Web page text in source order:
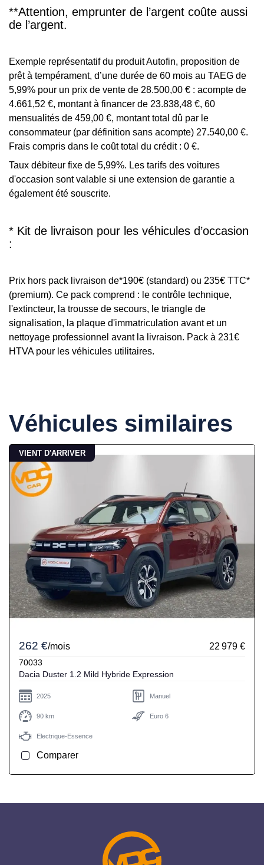
**Attention, emprunter de l’argent coûte aussi
de l’argent.
Exemple représentatif du produit Autofin, proposition de
prêt à tempérament, d’une durée de 60 mois au TAEG de
5,99% pour un prix de vente de 28.500,00 € : acompte de
4.661,52 €, montant à financer de 23.838,48 €, 60
mensualités de 459,00 €, montant total dû par le
consommateur (par définition sans acompte) 27.540,00 €.
Frais compris dans le coût total du crédit : 0 €.
Taux débiteur fixe de 5,99%. Les tarifs des voitures
d'occasion sont valable si une extension de garantie a
également été souscrite.
* Kit de livraison pour les véhicules d’occasion
:
Prix hors pack livraison de*190€ (standard) ou 235€ TTC*
(premium). Ce pack comprend : le contrôle technique,
l'extincteur, la trousse de secours, le triangle de
signalisation, la plaque d'immatriculation avant et un
nettoyage professionnel avant la livraison. Pack à 231€
HTVA pour les véhicules utilitaires.
Véhicules similaires
VIENT D'ARRIVER
262 €/mois 22 979 €
70033
Dacia Duster 1.2 Mild Hybride Expression
2025 Manuel
90 km Euro 6
Electrique-Essence
Comparer